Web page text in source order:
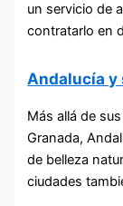
un servicio de
contratarlo en
Andalucía y
Más allá de
Granada,
de belleza
ciudades